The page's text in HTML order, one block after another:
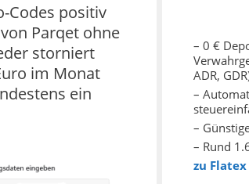
Codes positiv
Parqet ohne
storniert
im Monat
ein
– 0 €
ADR,
–
–
– Rund
zu Flatex